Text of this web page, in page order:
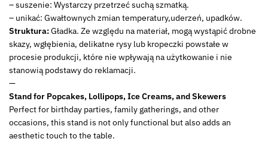
– suszenie: Wystarczy przetrzeć suchą szmatką.
– unikać: Gwałtownych zmian temperatury,uderzeń, upadków.
Struktura:Gładka. Ze względu na materiał, mogą wystąpić drobne
skazy, wgłębienia, delikatne rysy lub kropeczki powstałe w
procesie produkcji, które nie wpływają na użytkowanie i nie
stanowią podstawy do reklamacji.
—
Stand for Popcakes, Lollipops, Ice Creams, and Skewers
Perfect for birthday parties, family gatherings, and other
occasions, this stand is not only functional but also adds an
aesthetic touch to the table.